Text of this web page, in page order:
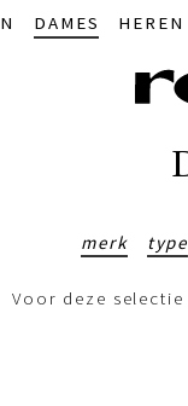
DAMES HEREN
merk type
Voor deze